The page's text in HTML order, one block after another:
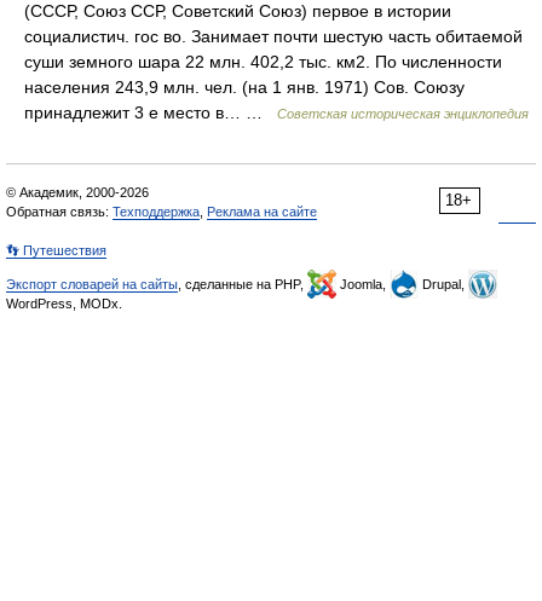
(СССР, Союз ССР, Советский Союз) первое в истории
социалистич. гос во. Занимает почти шестую часть обитаемой
суши земного шара 22 млн. 402,2 тыс. км2. По численности
населения 243,9 млн. чел. (на 1 янв. 1971) Сов. Союзу
принадлежит 3 е место в… …
Советская историческая энциклопедия
18+
© Академик, 2000-2026
Обратная связь: Техподдержка Реклама на сайте
👣 Путешествия
Экспорт словарей на сайты , сделанные на PHP, Joomla,
Drupal,
WordPress, MODx.